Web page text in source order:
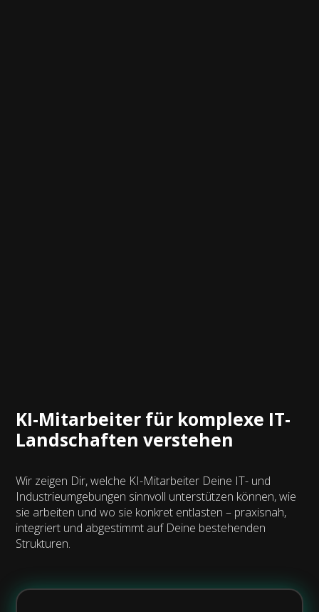
KI-Mitarbeiter für komplexe IT-
Landschaften verstehen
Wir zeigen Dir, welche KI-Mitarbeiter Deine IT- und
Industrieumgebungen sinnvoll unterstützen können, wie
sie arbeiten und wo sie konkret entlasten – praxisnah,
integriert und abgestimmt auf Deine bestehenden
Strukturen.